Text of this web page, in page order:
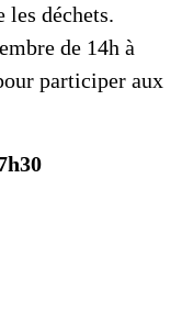
les déchets.
de 14h à
participer aux